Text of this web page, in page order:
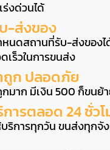
งด่วนได้
-ส่งของ
นดสถานที่รับ-ส่งของไ
เร็วในการขนส่ง
ถูก ปลอดภัย
กมาก มีเงิน 500 ก็ขนย้
การตลอด 24 ชั่ว
บริการทุกวัน ขนส่งทุก